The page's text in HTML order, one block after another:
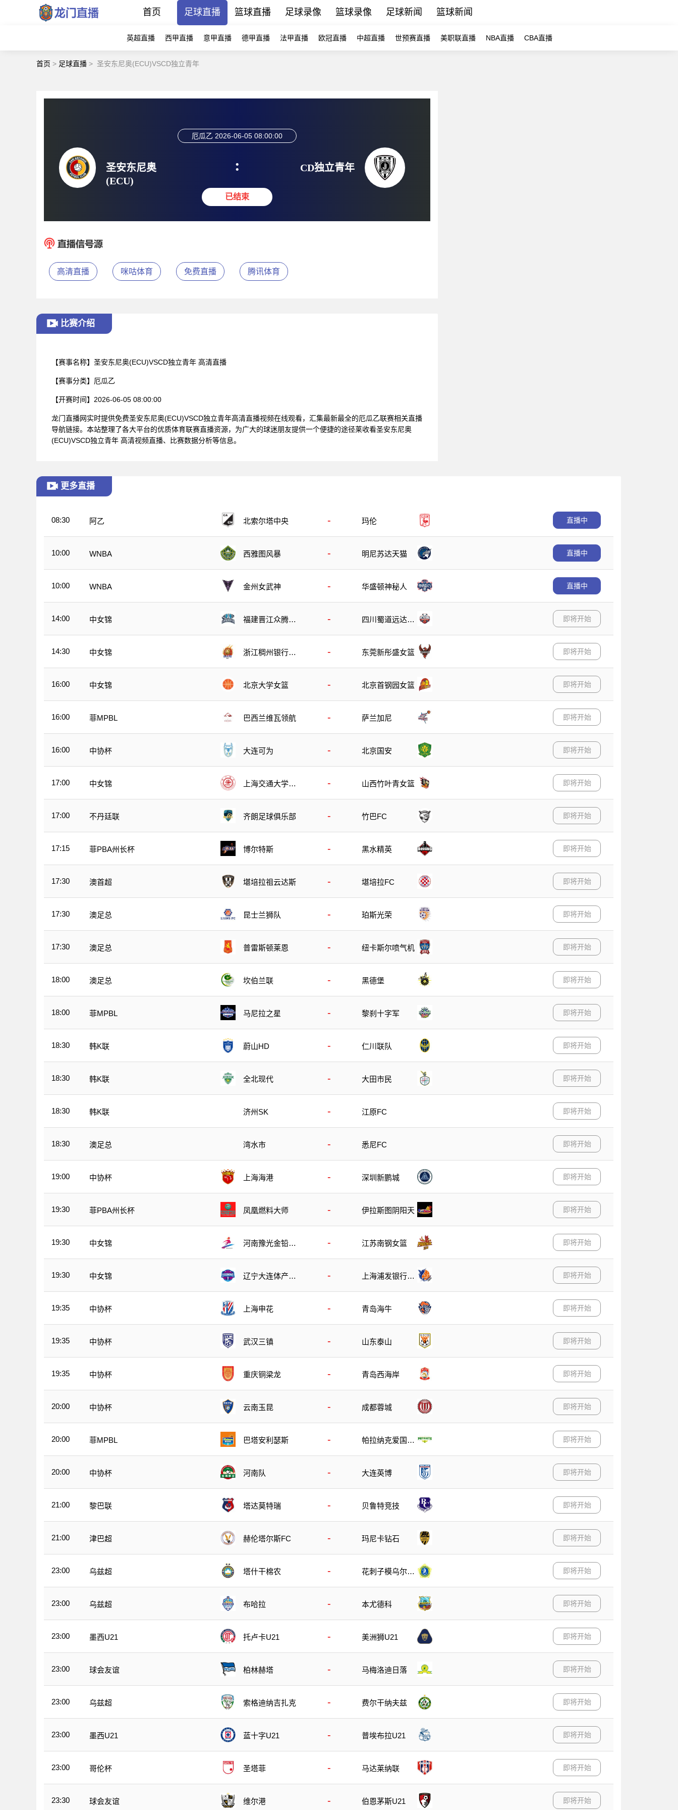
首页 足球直播 篮球直播 足球录像 篮球录像 足球新闻 篮球新闻
英超直播 西甲直播 意甲直播 德甲直播 法甲直播 欧冠直播 中超直播 世预赛直播 美职联直播 NBA直播 CBA直播
首页 > 足球直播 > 圣安东尼奥(ECU)VSCD独立青年
圣安东尼奥
(ECU)
厄瓜乙 2026-06-05 08:00:00
:
已结束
CD独立青年
高清直播 咪咕体育 免费直播 腾讯体育
比赛介绍
【赛事名称】 圣安东尼奥(ECU)VSCD独立青年 高清直播
【赛事分类】 厄瓜乙
【开赛时间】 2026-06-05 08:00:00
龙门直播网实时提供免费圣安东尼奥(ECU)VSCD独立青年高清直播视频在线观看，汇集最新最全的厄瓜乙联赛相关直播
导航链接。本站整理了各大平台的优质体育联赛直播资源，为广大的球迷朋友提供一个便捷的途径莱收看圣安东尼奥
(ECU)VSCD独立青年 高清视频直播、比赛数据分析等信息。
更多直播
08:30 阿乙 北索尔塔中央 - 玛伦 直播中
10:00 WNBA 西雅图风暴 - 明尼苏达天猫 直播中
10:00 WNBA 金州女武神 - 华盛顿神秘人 直播中
14:00 中女锦
福建晋江众腾女
-
四川蜀道远达女
即将开始
14:30 中女锦
浙江稠州银行女
- 东莞新彤盛女篮 即将开始
16:00 中女锦 北京大学女篮 - 北京首钢园女篮 即将开始
16:00 菲MPBL 巴西兰维瓦领航 - 萨兰加尼 即将开始
16:00 中协杯 大连可为 - 北京国安 即将开始
17:00 中女锦
上海交通大学女
- 山西竹叶青女篮 即将开始
17:00 不丹廷联 齐朗足球俱乐部 - 竹巴FC 即将开始
17:15 菲PBA州长杯 博尔特斯 - 黑水精英 即将开始
17:30 澳首超 堪培拉祖云达斯 - 堪培拉FC 即将开始
17:30 澳足总 昆士兰狮队 - 珀斯光荣 即将开始
17:30 澳足总 普雷斯顿莱恩 - 纽卡斯尔喷气机 即将开始
18:00 澳足总 坎伯兰联 - 黑德堡 即将开始
18:00 菲MPBL 马尼拉之星 - 黎刹十字军 即将开始
18:30 韩K联 蔚山HD - 仁川联队 即将开始
18:30 韩K联 全北现代 - 大田市民 即将开始
18:30 韩K联 济州SK - 江原FC 即将开始
18:30 澳足总 湾水市 - 悉尼FC 即将开始
19:00 中协杯 上海海港 - 深圳新鹏城 即将开始
19:30 菲PBA州长杯 凤凰燃料大师 - 伊拉斯图阴阳天 即将开始
19:30 中女锦
河南豫光金铅女
- 江苏南钢女篮 即将开始
19:30 中女锦
辽宁大连体产女
-
上海浦发银行女
即将开始
19:35 中协杯 上海申花 - 青岛海牛 即将开始
19:35 中协杯 武汉三镇 - 山东泰山 即将开始
19:35 中协杯 重庆铜梁龙 - 青岛西海岸 即将开始
20:00 中协杯 云南玉昆 - 成都蓉城 即将开始
20:00 菲MPBL 巴塔安利瑟斯 -
帕拉纳克爱国者
即将开始
20:00 中协杯 河南队 - 大连英博 即将开始
21:00 黎巴联 塔达莫特瑞 - 贝鲁特竞技 即将开始
21:00 津巴超 赫伦塔尔斯FC - 玛尼卡钻石 即将开始
23:00 乌兹超 塔什干棉农 -
花刺子模乌尔根
即将开始
23:00 乌兹超 布哈拉 - 本尤德科 即将开始
23:00 墨西U21 托卢卡U21 - 美洲狮U21 即将开始
23:00 球会友谊 柏林赫塔 - 马梅洛迪日落 即将开始
23:00 乌兹超 索格迪纳吉扎克 - 费尔干纳夫兹 即将开始
23:00 墨西U21 蓝十字U21 - 普埃布拉U21 即将开始
23:00 哥伦杯 圣塔菲 - 马达莱纳联 即将开始
23:30 球会友谊 维尔港 - 伯恩茅斯U21 即将开始